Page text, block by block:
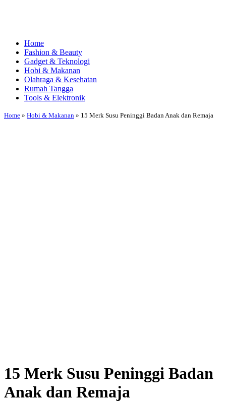
Home
Fashion & Beauty
Gadget & Teknologi
Hobi & Makanan
Olahraga & Kesehatan
Rumah Tangga
Tools & Elektronik
Home » Hobi & Makanan » 15 Merk Susu Peninggi Badan Anak dan Remaja
15 Merk Susu Peninggi Badan
Anak dan Remaja